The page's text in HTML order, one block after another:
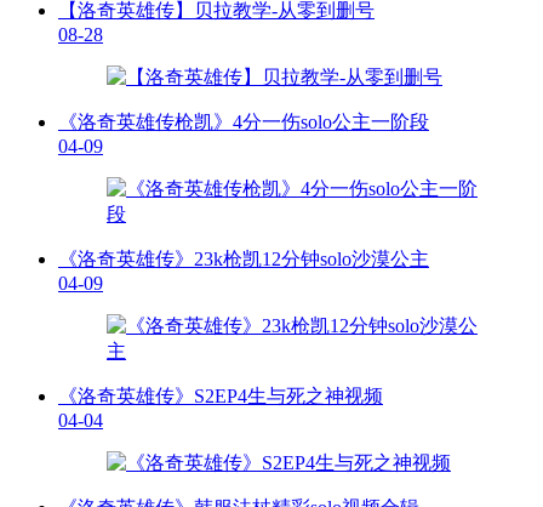
【洛奇英雄传】贝拉教学-从零到删号
08-28
《洛奇英雄传枪凯》4分一伤solo公主一阶段
04-09
《洛奇英雄传》23k枪凯12分钟solo沙漠公主
04-09
《洛奇英雄传》S2EP4生与死之神视频
04-04